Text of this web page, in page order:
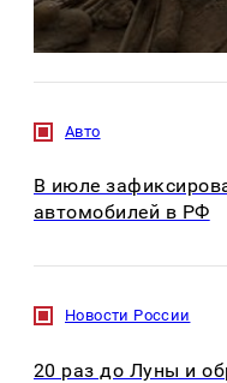
Авто
В июле
автомобилей в РФ
Новости России
20 раз до Луны и